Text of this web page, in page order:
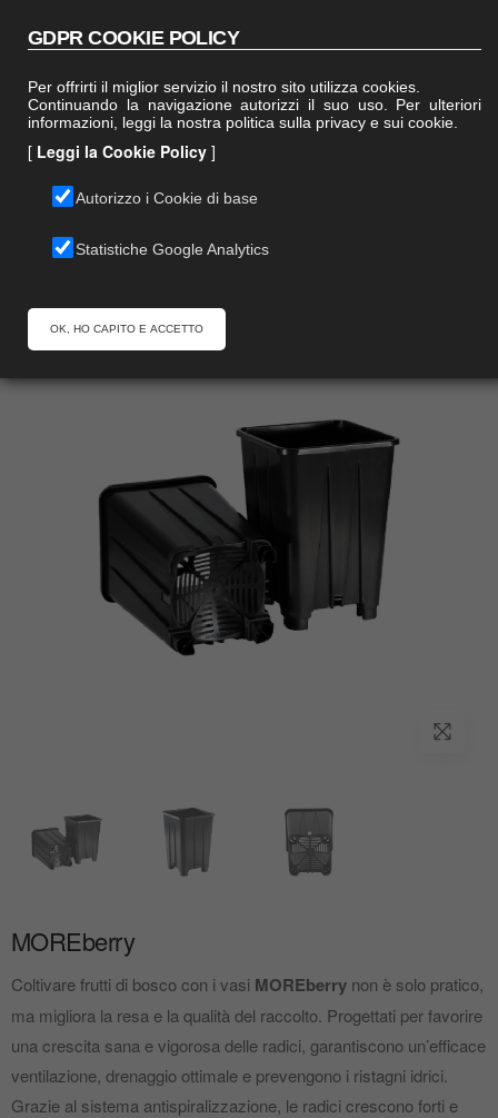
Italiano
mobile menu
MOREberry
Coltivare frutti di bosco con i vasi MOREberry non è solo pratico,
ma migliora la resa e la qualità del raccolto. Progettati per favorire
una crescita sana e vigorosa delle radici, garantiscono un’efficace
ventilazione, drenaggio ottimale e prevengono i ristagni idrici.
Grazie al sistema antispiralizzazione, le radici crescono forti e
GDPR COOKIE POLICY
Per offrirti il miglior servizio il nostro sito utilizza cookies.
Continuando la navigazione autorizzi il suo uso. Per ulteriori
informazioni, leggi la nostra politica sulla privacy e sui cookie.
[ Leggi la Cookie Policy ]
Autorizzo i Cookie di base
Statistiche Google Analytics
OK, HO CAPITO E ACCETTO